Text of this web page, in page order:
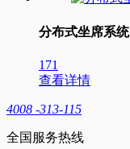
分布式坐席系统
171
查看详情
4008 -313-115
全国服务热线